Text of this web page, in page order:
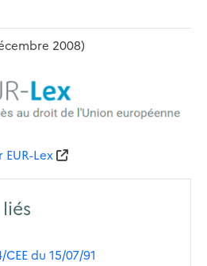
2008)
Lex
du 15/07/91